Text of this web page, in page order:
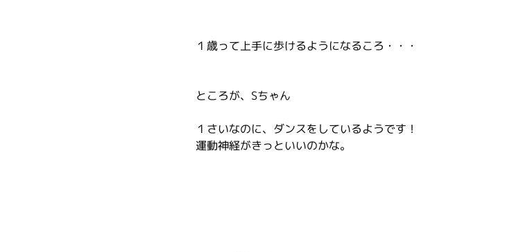
１歳って上手に歩けるようになるころ・・・
ところが、Sちゃん
１さいなのに、ダンスをしているようです！
運動神経がきっといいのかな。